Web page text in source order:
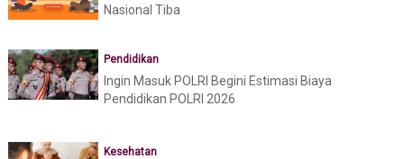
Nasional Tiba
Pendidikan
Ingin Masuk POLRI Begini Estimasi Biaya
Pendidikan POLRI 2026
Kesehatan